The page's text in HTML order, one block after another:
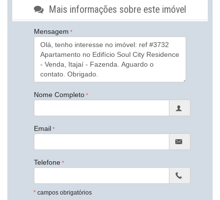
Características do Imóvel
Aquecimento de Água
Churrasqueira
Piso Vinílico
Andar Alto
Vista Mar
Vista Panorâmica
Área de Serviço
Sacada / Varanda
Sacada com Churrasqueira
Mais informações sobre este imóvel
Mensagem
Nome Completo
Email
Telefone
* campos obrigatórios